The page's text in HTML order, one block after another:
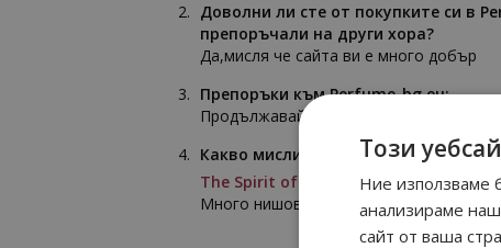
Доволни ли сте от покупките си в
препоръчали на други хора?
Да,мисля че сайта ви е много добър
Препоръки към Perfume-bg.eu:
Продължавайте все така
Какво мислите за поръчаните
The Spirit of Dubai Turath унисекс
Много нишово марка,която не
Този
Ние използваме
анализираме
сайт от ваша